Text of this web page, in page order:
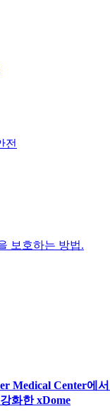
전
보호하는 방법.
Medical Center에
화한 xDome